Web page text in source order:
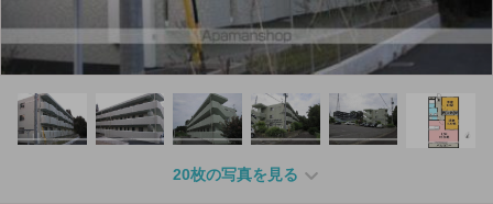
20枚の写真を見る